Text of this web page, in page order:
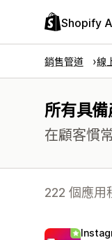
Shopify
銷售管道 線
所有具
在顧客慣
222 個應用